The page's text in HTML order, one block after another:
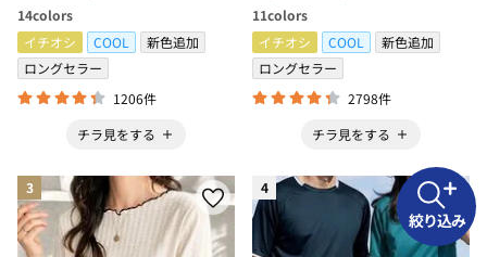
14colors
イチオシ
COOL
新色追加
ロングセラー
1206件
チラ見をする
11colors
イチオシ
COOL
新色追加
ロングセラー
2798件
チラ見をする
3 4
絞り込み